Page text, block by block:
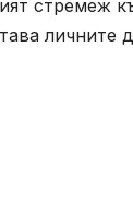
стремеж
личните